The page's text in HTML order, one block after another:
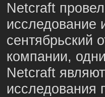
Netcraft
исследование
сентябрьский
компании,
Netcraft
исследования